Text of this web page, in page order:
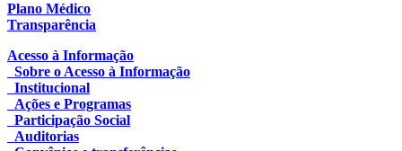
Plano Médico
Transparência
Acesso à Informação
Sobre o Acesso à Informação
Institucional
Ações e Programas
Participação Social
Auditorias